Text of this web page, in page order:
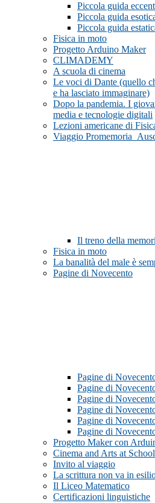
Piccola guida
Piccola guida
Piccola guida
Fisica in moto
Progetto Arduino Maker
CLIMADEMY
A scuola di cinema
Le voci di Dante (quello
e ha lasciato immaginare)
Dopo la pandemia. I
media e tecnologie digitali
Lezioni americane di
Viaggio
Il treno della
Fisica in moto
La banalità del male è
Pagine di Novecento
Pagine di
Pagine di
Pagine di
Pagine di
Pagine di
Pagine di
Progetto Maker con
Cinema and Arts at School
Invito al viaggio
La scrittura non va in
Il Liceo Matematico
Certificazioni linguistiche